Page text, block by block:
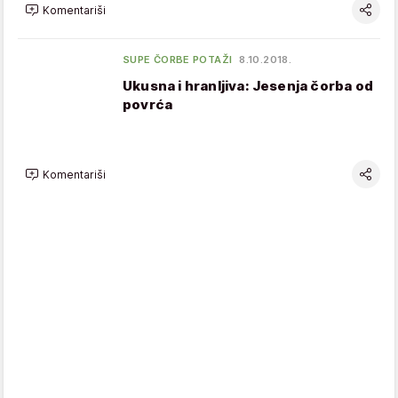
Komentariši
SUPE ČORBE POTAŽI 8.10.2018.
Ukusna i hranljiva: Jesenja čorba od
povrća
Komentariši